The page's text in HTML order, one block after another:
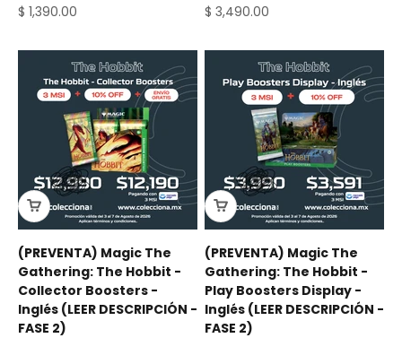
Precio de oferta
$ 1,390.00
Precio de oferta
$ 3,490.00
(PREVENTA) Magic The
Gathering: The Hobbit -
Collector Boosters -
Inglés (LEER DESCRIPCIÓN -
FASE 2)
(PREVENTA) Magic The
Gathering: The Hobbit -
Play Boosters Display -
Inglés (LEER DESCRIPCIÓN -
FASE 2)